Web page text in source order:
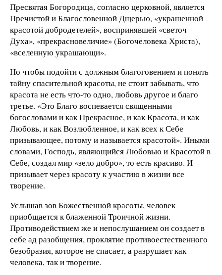
Пресвятая Богородица, согласно церковной, является
Пречистой и Благословенной Дщерью, «украшенной
красотой добродетелей», воспринявшей «светоч
Духа», «прекрасновеличие» (Богочеловека Христа),
«вселенную украшающи».
Но чтобы подойти с должным благоговением и понять
тайну спасительной красоты, не стоит забывать, что
красота не есть что-то одно, любовь другое и благо
третье. «Это Благо воспевается священными
богословами и как Прекрасное, и как Красота, и как
Любовь, и как Возлюбленное, и как всех к Себе
призывающее, потому и называется красотой». Иными
словами, Господь, являющийся Любовью и Красотой в
Себе, создал мир «зело добро», то есть красиво. И
призывает через красоту к участию в жизни все
творение.
Услышав зов Божественной красоты, человек
приобщается к блаженной Троичной жизни.
Противодействием же и непослушанием он создает в
себе ад разобщения, проклятие противоестественного
безобразия, которое не спасает, а разрушает как
человека, так и творение.